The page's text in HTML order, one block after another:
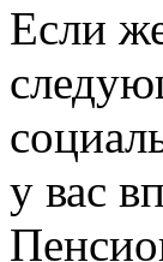
Если
у вас